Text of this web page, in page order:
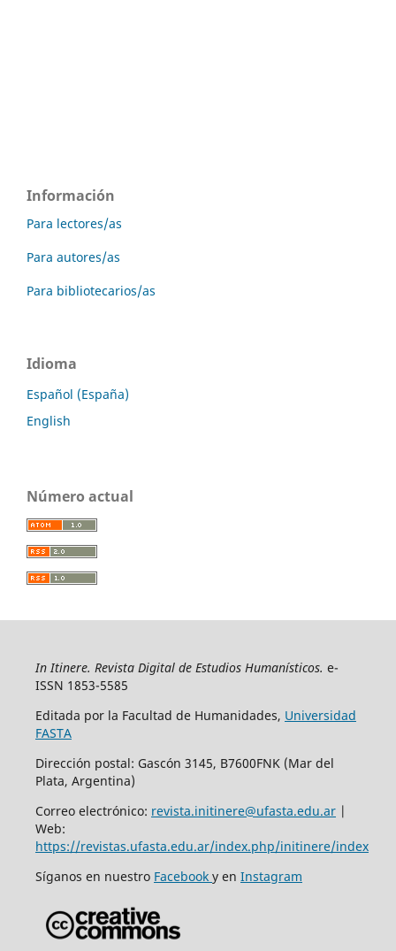
Información
Para lectores/as
Para autores/as
Para bibliotecarios/as
Idioma
Español (España)
English
Número actual
In Itinere. Revista Digital de Estudios Humanísticos. e-
ISSN 1853-5585
Editada por la Facultad de Humanidades, Universidad
FASTA
Dirección postal: Gascón 3145, B7600FNK (Mar del
Plata, Argentina)
Correo electrónico: revista.initinere@ufasta.edu.ar|
Web:
https://revistas.ufasta.edu.ar/index.php/initinere/index
Síganos en nuestro Facebook y en Instagram